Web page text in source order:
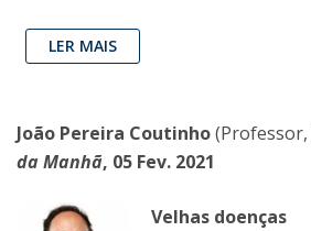
LER MAIS
João Pereira Coutinho(Professor,
da Manhã, 05 Fev. 2021
Velhas doenças